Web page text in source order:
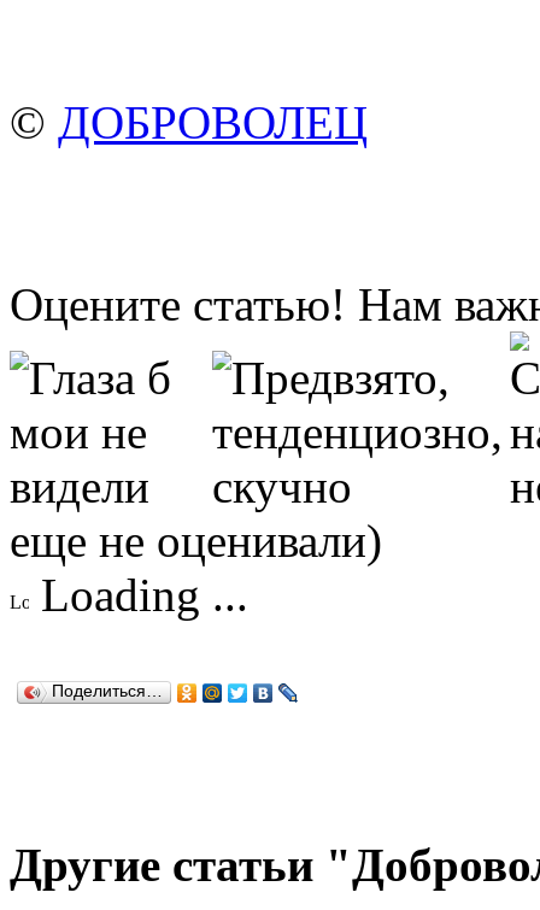
© ДОБРОВОЛЕЦ
Оцените статью! Нам
еще не оценивали)
Loading ...
Поделиться…
Другие статьи